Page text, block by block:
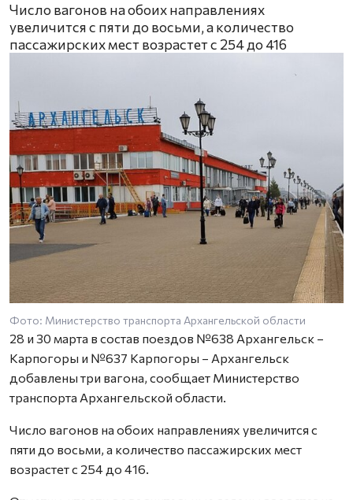
Число вагонов на обоих направлениях
увеличится с пяти до восьми, а количество
пассажирских мест возрастет с 254 до 416
Фото: Министерство транспорта Архангельской области
28 и 30 марта в состав поездов №638 Архангельск –
Карпогоры и №637 Карпогоры – Архангельск
добавлены три вагона, сообщает Министерство
транспорта Архангельской области.
Число вагонов на обоих направлениях увеличится с
пяти до восьми, а количество пассажирских мест
возрастет с 254 до 416.